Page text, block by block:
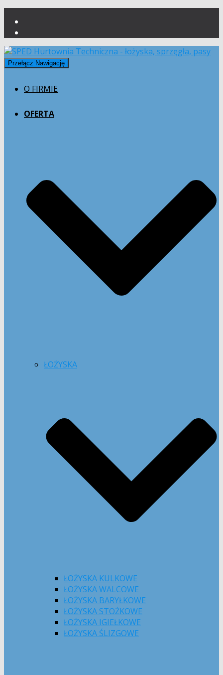
Przełącz Nawigację
O FIRMIE
OFERTA
ŁOŻYSKA
ŁOŻYSKA KULKOWE
ŁOŻYSKA WALCOWE
ŁOŻYSKA BARYŁKOWE
ŁOŻYSKA STOŻKOWE
ŁOŻYSKA IGIEŁKOWE
ŁOŻYSKA ŚLIZGOWE